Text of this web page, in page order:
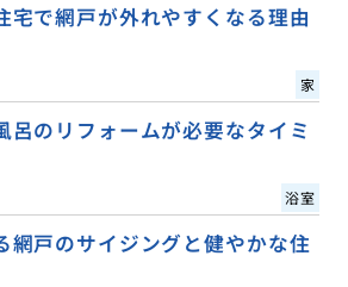
宅で網戸が外れやすくなる理由
家
呂のリフォームが必要なタイミ
浴室
網戸のサイジングと健やかな住